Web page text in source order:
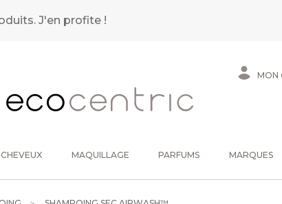
J'en profite !
MON
CHEVEUX MAQUILLAGE PARFUMS MARQUES